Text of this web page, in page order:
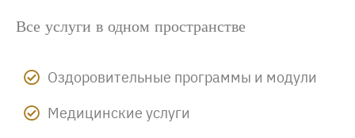
Все услуги в одном пространстве
Оздоровительные программы и модули
Медицинские услуги